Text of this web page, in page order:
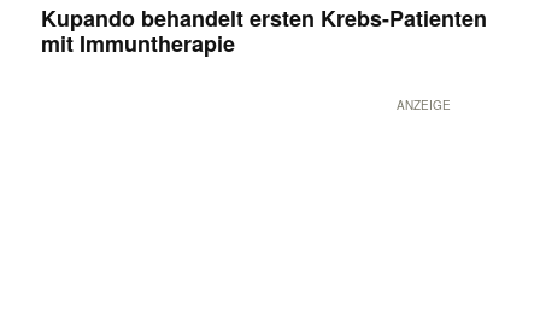
Kupando behandelt ersten Krebs-Patienten
mit Immuntherapie
ANZEIGE